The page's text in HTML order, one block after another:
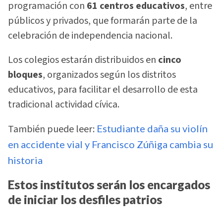
programación con 61 centros educativos, entre
públicos y privados, que formarán parte de la
celebración de independencia nacional.
Los colegios estarán distribuidos en cinco
bloques, organizados según los distritos
educativos, para facilitar el desarrollo de esta
tradicional actividad cívica.
También puede leer: Estudiante daña su violín
en accidente vial y Francisco Zúñiga cambia su
historia
Estos institutos serán los encargados
de iniciar los desfiles patrios